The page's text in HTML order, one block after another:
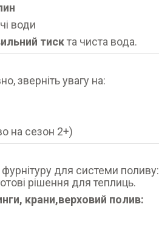
води
тискта чиста вода.
зверніть увагу на:
на сезон 2+)
для системи поливу:
рішення для теплиць.
крани,верховий полив: